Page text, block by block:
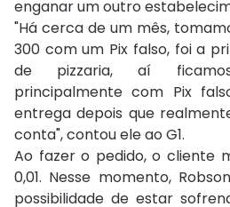
enganar um outro
"Há cerca de um mês,
300 com um Pix falso, foi a
de pizzaria, aí
principalmente com Pix
entrega depois que
conta", contou ele ao G1.
Ao fazer o pedido, o cliente
0,01. Nesse momento,
possibilidade de estar